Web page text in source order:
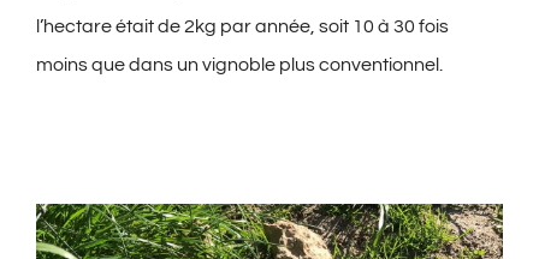
l’hectare était de 2kg par année, soit 10 à 30 fois
moins que dans un vignoble plus conventionnel.